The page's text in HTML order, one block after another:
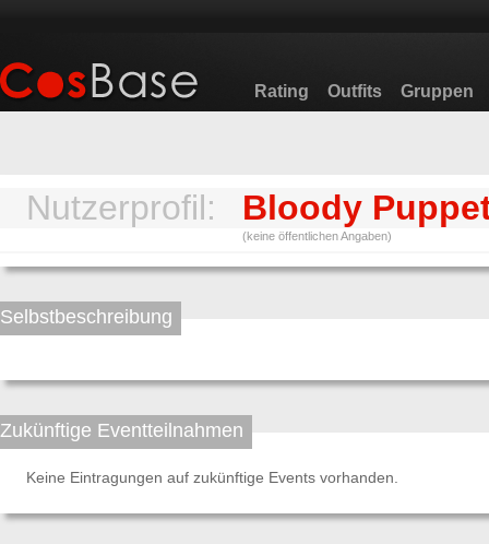
Rating Outfits Gruppen
Nutzerprofil: Bloody
(keine öffentlichen Angaben)
Selbstbeschreibung
Zukünftige Eventteilnahmen
Keine Eintragungen auf zukünftige Events vorhanden.